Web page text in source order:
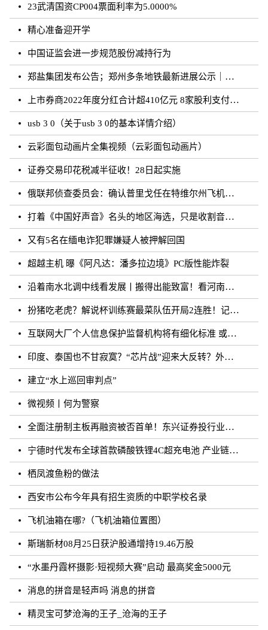
23武清国资CP004票面利率为5.0000%
精心准备迎开学
中国证监会进一步规范股份减持行为
郑盐集团发布公告；郑州多条地铁最新进展公示｜河南你早
上市券商2022年度分红合计超410亿元 8家股利支付率超50%
usb 3 0（关于usb 3 0的基本详情介绍）
云彩面包动画片全集视频（云彩面包动画片）
证券交易印花税减半征收！28日起实施
俄联邦侦查委员会：确认普里戈任在特维尔州飞机失事事件中遇难
打着《中国好声音》名头的地区海选，只是收割音乐梦想的圈钱游戏？
又有5名在缅电诈犯罪嫌疑人被押解回国
超越主机 曝《阿凡达：潘多拉边境》PC版性能炸裂
沿着南水北调中线看发展丨搬得出能致富！看河南各地“移民村”如何变身“宜民村”
扮猪吃老虎？解说杯训练赛最菜队伍开局2连胜！记得躺枪
互联网大厂个人信息保护监督机构将有细化标准 或须六个月内完成组建
印度、泰国也不甘寂寞？“芯片战”迎来大反转？外媒：风云再起
建立“水上巡回审判点”
微视频丨何为警察
全面注册制主板再融资被否首单！东兴证券投行业务再遭打击
宁德时代发布全球首款磷酸铁锂4C超充电池 产业链上市公司相继规划和布局
栖凤渡鱼粉的做法
西安市公布今年具有招生资质的中职学校名录
飞机油箱在哪?（飞机油箱位置图）
斯瑞新材08月25日获沪股通增持19.46万股
“水墨丹霞杯摄影·短视频大赛”启动 最高奖金5000元
消息的拼音是轻声吗 消息的拼音
精灵宝可梦沧海的王子_沧海的王子